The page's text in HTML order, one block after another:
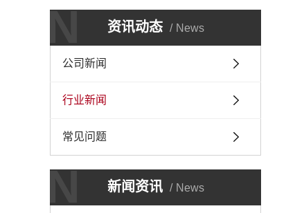
资讯动态 News
N
公司新闻
行业新闻
常见问题
新闻资讯 News
N